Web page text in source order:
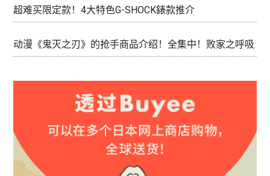
超难买限定款！4大特色G-SHOCK錶款推介
动漫《鬼灭之刃》的抢手商品介绍！全集中！败家之呼吸